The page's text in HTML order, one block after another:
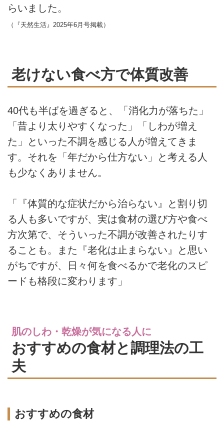
らいました。
（『天然生活』2025年6月号掲載）
老けない食べ方で体質改善
40代も半ばを過ぎると、「消化力が落ちた」
「昔より太りやすくなった」「しわが増え
た」といった不調を感じる人が増えてきま
す。それを「年だから仕方ない」と考える人
も少なくありません。
「『体質的な症状だから治らない』と割り切
る人も多いですが、実は食材の選び方や食べ
方次第で、そういった不調が改善されたりす
ることも。また『老化は止まらない』と思い
がちですが、日々何を食べるかで老化のスピ
ードも格段に変わります」
肌のしわ・乾燥が気になる人に
おすすめの食材と調理法の工
夫
おすすめの食材